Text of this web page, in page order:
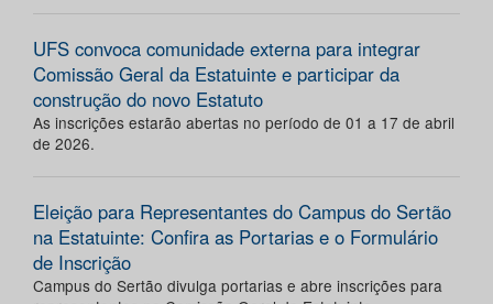
UFS convoca comunidade externa para integrar
Comissão Geral da Estatuinte e participar da
construção do novo Estatuto
As inscrições estarão abertas no período de 01 a 17 de abril
de 2026.
Eleição para Representantes do Campus do Sertão
na Estatuinte: Confira as Portarias e o Formulário
de Inscrição
Campus do Sertão divulga portarias e abre inscrições para